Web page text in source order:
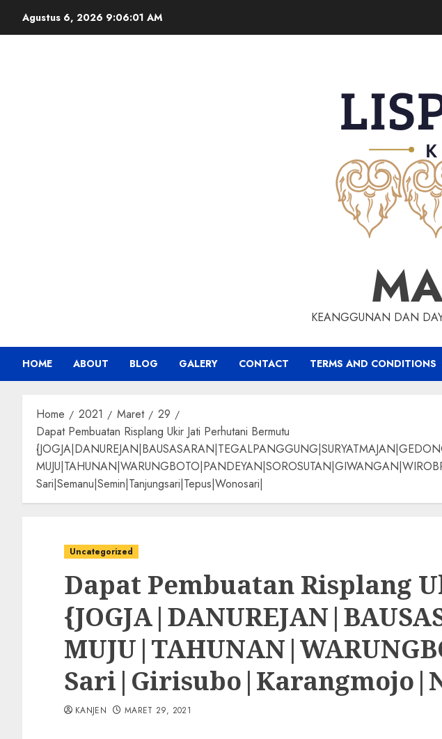
Agustus 6, 2026 9:06:02 AM
KEANGGUNAN DAN
HOME ABOUT BLOG GALERY CONTACT TERMS AND CONDITIONS
Home 2021 Maret
29
Dapat Pembuatan Risplang Ukir Jati Perhutani Bermutu
Sari|Semanu|Semin|Tanjungsari|Tepus|Wonosari|
Uncategorized
Dapat Pembuatan Risplang
KANJEN MARET 29, 2021